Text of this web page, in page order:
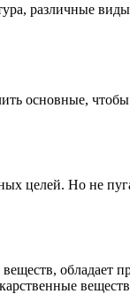
различные
основные,
целей. Но не
обладает